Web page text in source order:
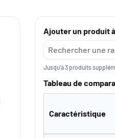
Ajouter un produit
Jusqu’à 3 produits
Tableau de
Caractéristique